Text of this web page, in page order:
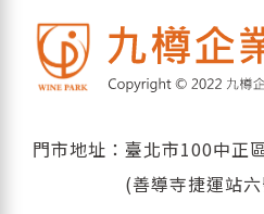
門市地址：臺北市100中正
(善導寺捷運站